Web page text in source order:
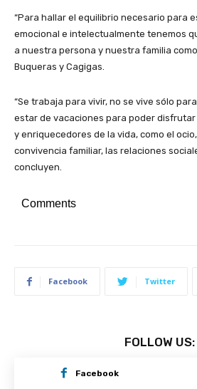
“Para hallar el equilibrio necesario para
emocional e intelectualmente tenemos
a nuestra persona y nuestra familia
Buqueras y Cagigas.
“Se trabaja para vivir, no se vive sólo
estar de vacaciones para poder
y enriquecedores de la vida, como el
convivencia familiar, las relaciones
concluyen.
Comments
Facebook Twitter
FOLLOW US:
Facebook